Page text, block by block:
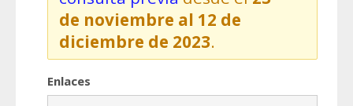
de noviembre al 12 de
diciembre de 2023.
Enlaces